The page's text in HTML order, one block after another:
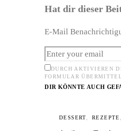
Hat dir dieser
E-Mail
DURCH AKTIVIEREN
FORMULAR
DIR KÖNNTE AUCH
DESSERT REZEPTE